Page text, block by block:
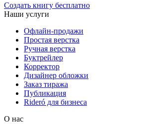
Создать книгу бесплатно
Наши услуги
Офлайн-продажи
Простая верстка
Ручная верстка
Буктрейлер
Корректор
Дизайнер обложки
Заказ тиража
Публикация
Rideró для бизнеса
О нас